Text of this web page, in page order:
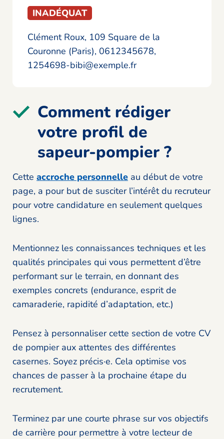
INADÉQUAT
Clément Roux, 109 Square de la
Couronne (Paris), 0612345678,
1254698-bibi@exemple.fr
Comment rédiger
votre profil de
sapeur-pompier ?
Cette accroche personnelle au début de votre
page, a pour but de susciter l’intérêt du recruteur
pour votre candidature en seulement quelques
lignes.
Mentionnez les connaissances techniques et les
qualités principales qui vous permettent d’être
performant sur le terrain, en donnant des
exemples concrets (endurance, esprit de
camaraderie, rapidité d’adaptation, etc.)
Pensez à personnaliser cette section de votre CV
de pompier aux attentes des différentes
casernes. Soyez précis·e. Cela optimise vos
chances de passer à la prochaine étape du
recrutement.
Terminez par une courte phrase sur vos objectifs
de carrière pour permettre à votre lecteur de